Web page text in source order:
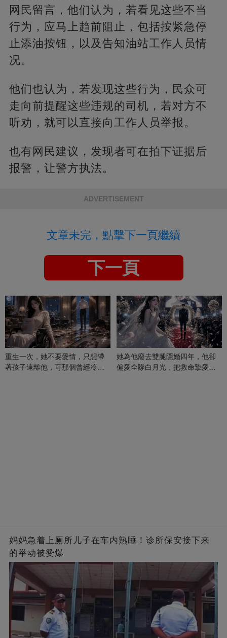
网民留言，他们认为，若看见这些不当
行为，应马上趋前阻止，包括按紧急停
止添油按钮，以及告知油站工作人员情
况。
他们也认为，若发现这些行为，民众可
走向前提醒这些违规的司机，若对方不
听劝，就可以直接向工作人员举报。
也有网民建议，发现者可在拍下证据后
报警，让警方执法。
ADVERTISEMENT
文章未完，點擊下一頁繼續
下一頁
重生一次，她不要愛情，只想帶
著孩子遠離他，可那個曾經冷漠
她為他廢去雙腿隱婚四年，他卻
偏愛全隊白月光，把救命摯愛當
妈妈急着上厕所儿子在车内熟睡！诊所保安接下来
的举动被赞爆